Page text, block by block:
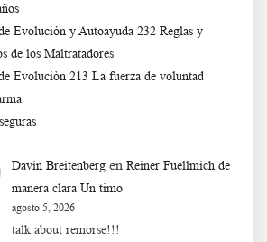
Evolución y Autoayuda 232 Reglas y
de los Maltratadores
Evoluciòn 213 La fuerza de voluntad
Davin Breitenberg en Reiner Fuellmich de
manera clara Un timo
agosto 5, 2026
talk about remorse!!!